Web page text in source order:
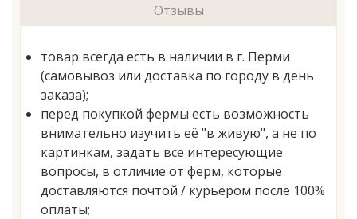
Отзывы
товар всегда есть в наличии в г. Перми
(самовывоз или доставка по городу в день
заказа);
перед покупкой фермы есть возможность
внимательно изучить её "в живую", а не по
картинкам, задать все интересующие
вопросы, в отличие от ферм, которые
доставляются почтой / курьером после 100%
оплаты;